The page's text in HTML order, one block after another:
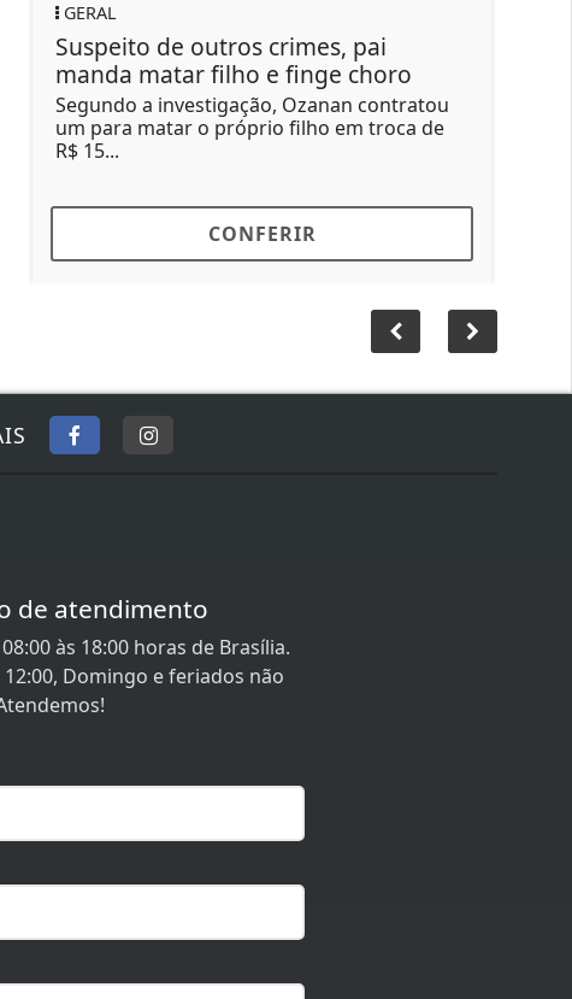
GERAL
Suspeito de outros crimes, pai
manda matar filho e finge choro
Segundo a investigação, Ozanan contratou
um para matar o próprio filho em troca de
R$ 15...
CONFERIR
de atendimento
às 18:00 horas de Brasília.
12:00, Domingo e feriados não